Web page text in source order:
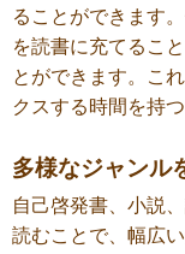
ることができます
を読書に充てるこ
とができます。こ
クスする時間を持
多様なジャンル
自己啓発書、小説
読むことで、幅広